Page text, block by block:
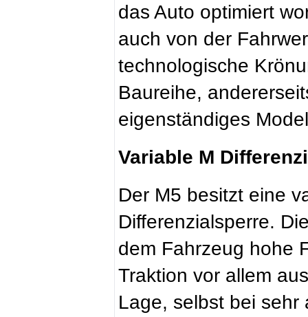
das Auto optimiert
auch von der
technologische
Baureihe,
eigenständiges
Variable M
Der M5 besitzt eine
Differenzialsperre.
dem Fahrzeug hohe
Traktion vor allem
Lage, selbst bei sehr